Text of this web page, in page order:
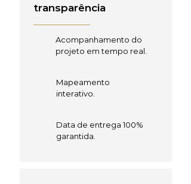
transparência
Acompanhamento do
projeto em tempo real.
Mapeamento
interativo.
Data de entrega 100%
garantida.